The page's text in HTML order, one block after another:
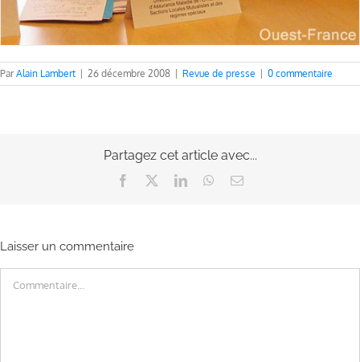
ParAlain Lambert 26 décembre 2008 Revue de presse 0 commentaire
Partagez cet article avec...
Facebook LinkedInWhatsApp
Email
Laisser un commentaire